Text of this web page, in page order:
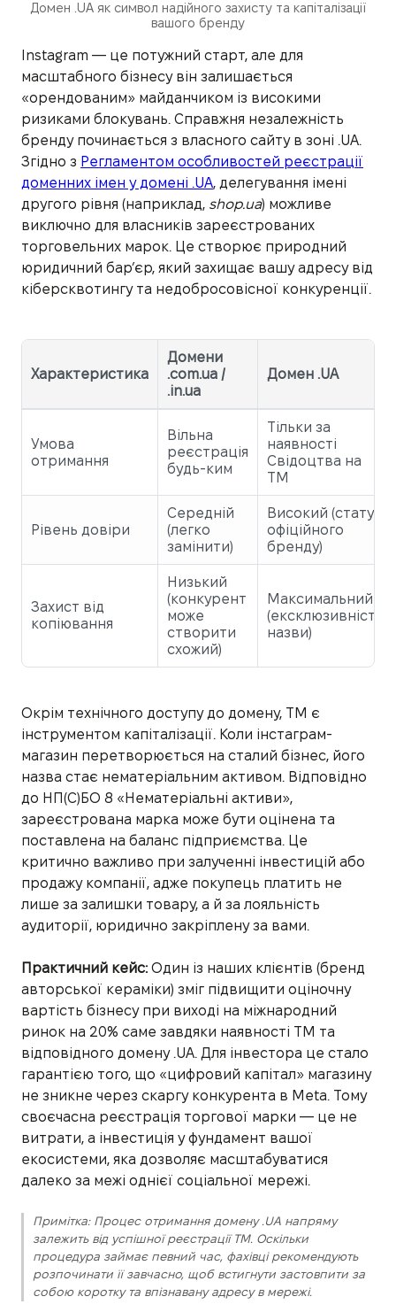
Домен .UA як символ надійного захисту та капіталізації
вашого бренду
Instagram — це потужний старт, але для
масштабного бізнесу він залишається
«орендованим» майданчиком із високими
ризиками блокувань. Справжня незалежність
бренду починається з власного сайту в зоні .UA.
Згідно з Регламентом особливостей реєстрації
доменних імен у домені .UA, делегування імені
другого рівня (наприклад, shop.ua) можливе
виключно для власників зареєстрованих
торговельних марок. Це створює природний
юридичний бар’єр, який захищає вашу адресу від
кіберсквотингу та недобросовісної конкуренції.
Характеристика
Домени
.com.ua /
.in.ua
Домен .UA
Умова
отримання
Вільна
реєстрація
будь-ким
Тільки за
наявності
Свідоцтва на
ТМ
Рівень довіри
Середній
(легко
замінити)
Високий (статус
офіційного
бренду)
Захист від
копіювання
Низький
(конкурент
може
створити
схожий)
Максимальний
(ексклюзивність
назви)
Окрім технічного доступу до домену, ТМ є
інструментом капіталізації. Коли інстаграм-
магазин перетворюється на сталий бізнес, його
назва стає нематеріальним активом. Відповідно
до НП(С)БО 8 «Нематеріальні активи»,
зареєстрована марка може бути оцінена та
поставлена на баланс підприємства. Це
критично важливо при залученні інвестицій або
продажу компанії, адже покупець платить не
лише за залишки товару, а й за лояльність
аудиторії, юридично закріплену за вами.
Практичний кейс:Один із наших клієнтів (бренд
авторської кераміки) зміг підвищити оціночну
вартість бізнесу при виході на міжнародний
ринок на 20% саме завдяки наявності ТМ та
відповідного домену .UA. Для інвестора це стало
гарантією того, що «цифровий капітал» магазину
не зникне через скаргу конкурента в Meta. Тому
своєчасна реєстрація торгової марки — це не
витрати, а інвестиція у фундамент вашої
екосистеми, яка дозволяє масштабуватися
далеко за межі однієї соціальної мережі.
Примітка: Процес отримання домену .UA напряму
залежить від успішної реєстрації ТМ. Оскільки
процедура займає певний час, фахівці рекомендують
розпочинати її завчасно, щоб встигнути застовпити за
собою коротку та впізнавану адресу в мережі.